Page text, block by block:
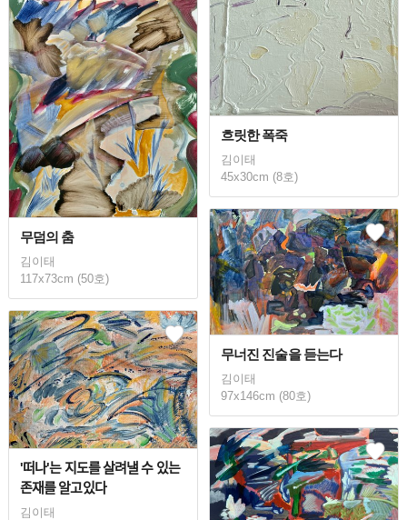
흐릿한 폭죽
김이태
45x30cm (8호)
무덤의 춤
김이태
117x73cm (50호)
무너진 진술을 듣는다
김이태
97x146cm (80호)
'떠나'는 지도를 살려낼 수 있는
존재를 알고있다
김이태